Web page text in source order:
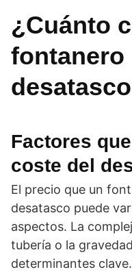
¿Cuánto
fontanero
Factores
coste del
El precio que un
desatasco puede
aspectos. La
tubería o la
determinantes